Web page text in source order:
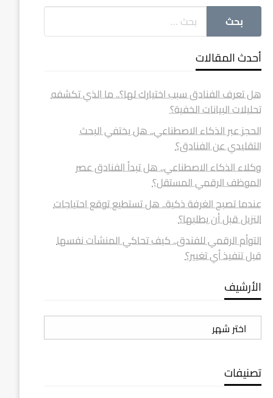
أحدث المقالات
هل تعرف الفنادق سبب اختيارك لها؟.. ما الذي تكشفه
تحليلات البيانات الخفية؟
الحجز عبر الذكاء الاصطناعي.. هل يختفي البحث
التقليدي عن الفنادق؟
وكلاء الذكاء الاصطناعي.. هل تبدأ الفنادق عصر
الموظف الرقمي المستقل؟
عندما تصبح الغرفة ذكية.. هل تستطيع توقع احتياجات
النزيل قبل أن يطلبها؟
التوأم الرقمي للفندق.. كيف تحاكي المنشآت نفسها
قبل تنفيذ أي تغيير؟
الأرشيف
الأرشيف
تصنيفات